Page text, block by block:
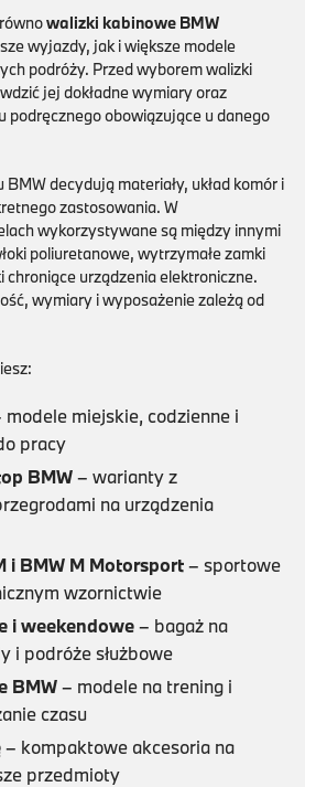
walizki kabinowe BMW
wyjazdy, jak i większe modele
podróży. Przed wyborem walizki
jej dokładne wymiary oraz
podręcznego obowiązujące u danego
decydują materiały, układ komór i
zastosowania. W
wykorzystywane są między innymi
poliuretanowe, wytrzymałe zamki
chroniące urządzenia elektroniczne.
wymiary i wyposażenie zależą od
modele miejskie, codzienne i
pracy
BMW– warianty z
na urządzenia
i BMW M Motorsport– sportowe
wzornictwie
i weekendowe– bagaż na
i podróże służbowe
BMW– modele na trening i
czasu
– kompaktowe akcesoria na
przedmioty